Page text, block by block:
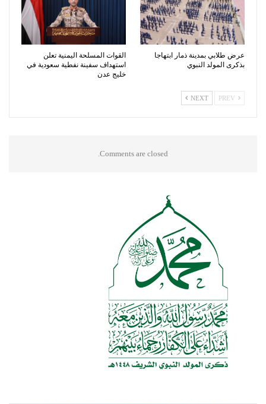
عرض طلابي بمدينة ذمار ابتهاجا
بذكرى المولد النبوي
القوات المسلحة اليمنية تعلن
استهداف سفينة نفطية سعودية في
خليج عدن
NEXT
Comments are closed.